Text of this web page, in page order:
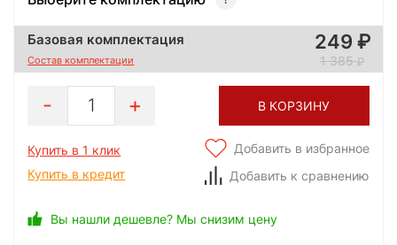
Базовая комплектация
Состав комплектации
249
1 385
1 В КОРЗИНУ
Купить в 1 клик
Купить в кредит
Добавить в избранное
Добавить к сравнению
Вы нашли дешевле? Мы снизим цену